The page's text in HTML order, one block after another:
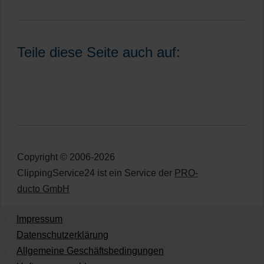
Teile diese Seite auch auf:
Copyright © 2006-2026
ClippingService24 ist ein Service der PRO-
ducto GmbH
Impressum
Datenschutzerklärung
Allgemeine Geschäftsbedingungen